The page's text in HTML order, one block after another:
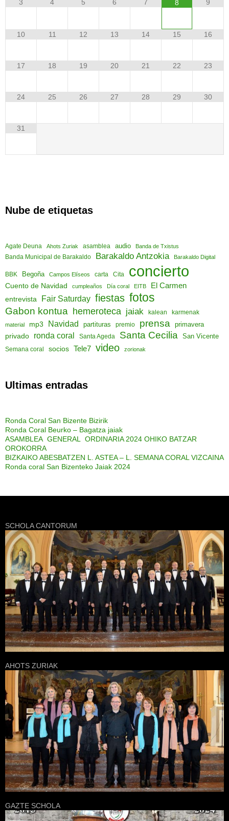
3 4 5 6 7 8 9
10 11 12 13 14 15 16
17 18 19 20 21 22 23
24 25 26 27 28 29 30
31
Nube de etiquetas
Agate Deuna Ahots Zuriak asamblea audio
Banda de Txistus
Banda Municipal de Barakaldo
Barakaldo Antzokia Barakaldo Digital
BBK Begoña Campos Elíseos carta Cita concierto
Cuento de Navidad cumpleaños Día coral EITB El Carmen
entrevista Fair Saturday fiestas fotos
Gabon kontua hemeroteca jaiak kalean
karmenak
material
mp3 Navidad partituras premio prensa primavera
privado ronda coral Santa Ageda Santa Cecilia San Vicente
Semana coral socios Tele7 video zorionak
Ultimas entradas
Ronda Coral San Bizente Bizirik
Ronda Coral Beurko – Bagatza jaiak
ASAMBLEA GENERAL ORDINARIA 2024 OHIKO BATZAR
OROKORRA
BIZKAIKO ABESBATZEN L. ASTEA – L. SEMANA CORAL VIZCAINA
Ronda coral San Bizenteko Jaiak 2024
SCHOLA CANTORUM
AHOTS ZURIAK
GAZTE SCHOLA